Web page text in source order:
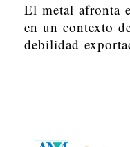
El metal afronta
en un contexto
debilidad